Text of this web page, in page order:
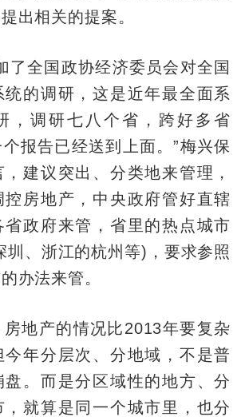
出相关的提案。
了全国政协经济委员会对全国
统的调研，这是近年最全面系
，调研七八个省，跨好多省
报告已经送到上面。”梅兴保
建议突出、分类地来管理，
控房地产，中央政府管好直辖
省政府来管，省里的热点城市
圳、浙江的杭州等)，要求参照
办法来管。
地产的情况比2013年要复杂
今年分层次、分地域，不是普
。而是分区域性的地方、分
，就算是同一个城市里，也分